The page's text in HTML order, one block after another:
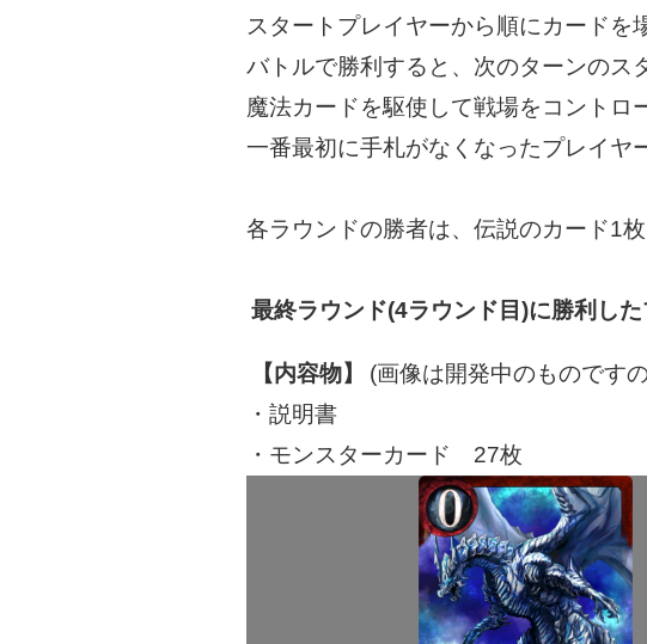
スタートプレイヤーから順にカードを
バトルで勝利すると、次のターンのス
魔法カードを駆使して戦場をコントロ
一番最初に手札がなくなったプレイヤ
各ラウンドの勝者は、伝説のカード1
最終ラウンド(4ラウンド目)に勝利し
【内容物】
(画像は開発中のものです
・説明書
・モンスターカード 27枚